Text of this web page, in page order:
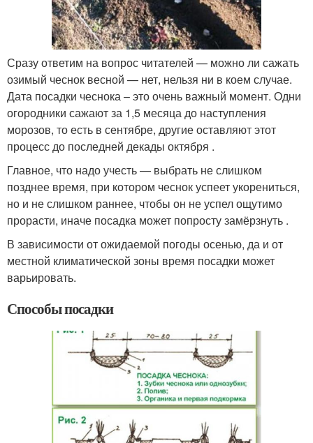
Сразу ответим на вопрос читателей — можно ли сажать
озимый чеснок весной — нет, нельзя ни в коем случае.
Дата посадки чеснока – это очень важный момент. Одни
огородники сажают за 1,5 месяца до наступления
морозов, то есть в сентябре, другие оставляют этот
процесс до последней декады октября .
Главное, что надо учесть — выбрать не слишком
позднее время, при котором чеснок успеет укорениться,
но и не слишком раннее, чтобы он не успел ощутимо
прорасти, иначе посадка может попросту замёрзнуть .
В зависимости от ожидаемой погоды осенью, да и от
местной климатической зоны время посадки может
варьировать.
Способы посадки